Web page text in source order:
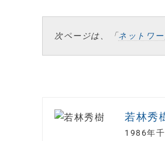
次ページは、「 ネットワ
若林秀
1986年